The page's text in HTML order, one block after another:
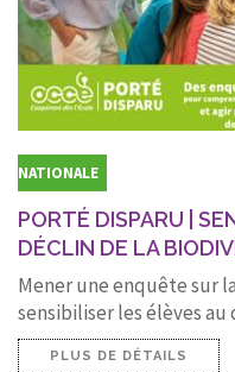
NATIONALE
PORTÉ DISPARU |
DÉCLIN DE LA
Mener une enquête sur
sensibiliser les élèves
PLUS DE DÉTAILS